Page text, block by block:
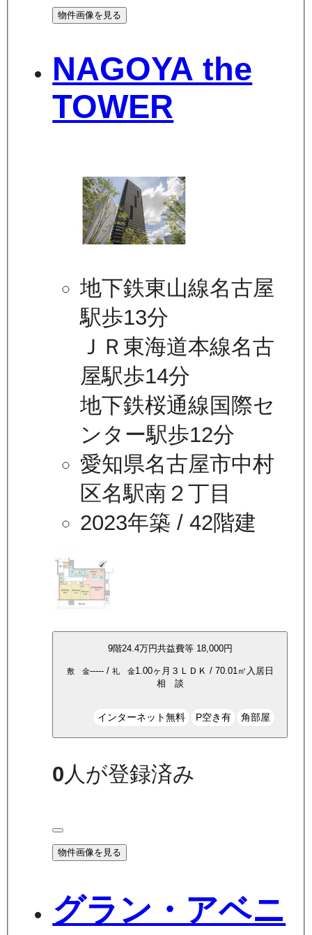
物件画像を見る
NAGOYA the
TOWER
地下鉄東山線名古屋
駅歩13分
ＪＲ東海道本線名古
屋駅歩14分
地下鉄桜通線国際セ
ンター駅歩12分
愛知県名古屋市中村
区名駅南２丁目
2023年築 / 42階建
9階24.4万円共益費等 18,000円
敷 金-----/ 礼 金1.00ヶ月 ３ＬＤＫ / 70.01 ㎡ 入居日
相 談
インターネット無料 P空き有 角部屋
0人が登録済み
物件画像を見る
グラン・アベニ